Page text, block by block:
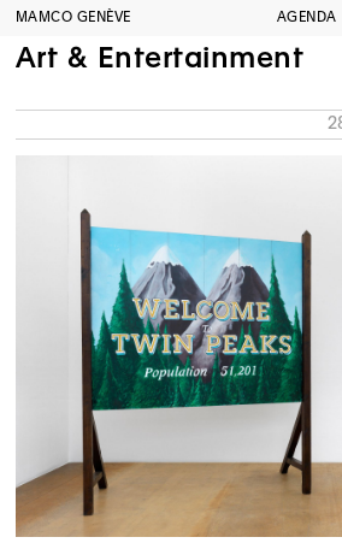
MAMCO GENÈVE AGENDA
Art & Entertainment